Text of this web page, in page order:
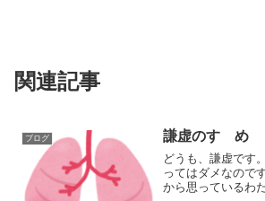
関連記事
ブログ 謙虚のすゝめ
どうも、謙虚です
ってはダメなので
から思っているわ